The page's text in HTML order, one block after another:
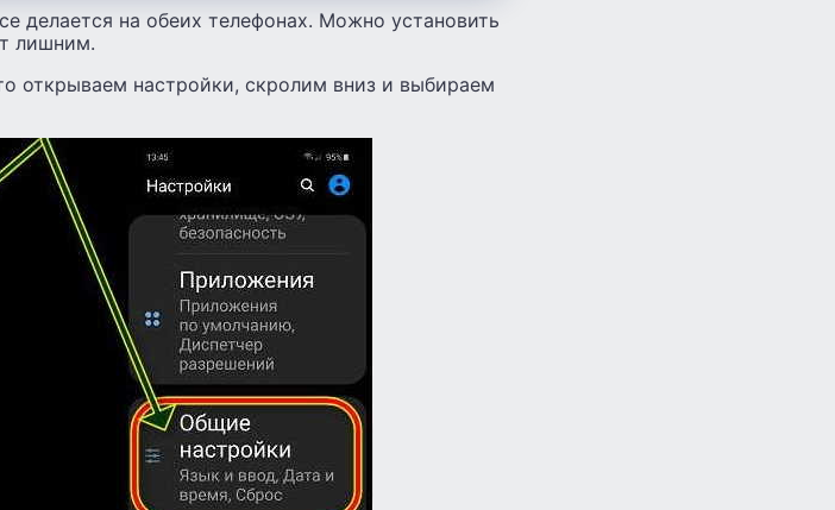
делается на обеих телефонах. Можно установить
лишним.
открываем настройки, скролим вниз и выбираем